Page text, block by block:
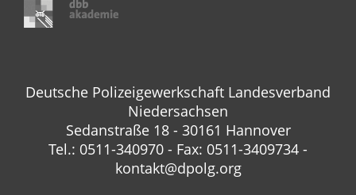
Deutsche Polizeigewerkschaft Landesverband
Niedersachsen
Sedanstraße 18 - 30161 Hannover
Tel.: 0511-340970 - Fax: 0511-3409734 -
kontakt@dpolg.org